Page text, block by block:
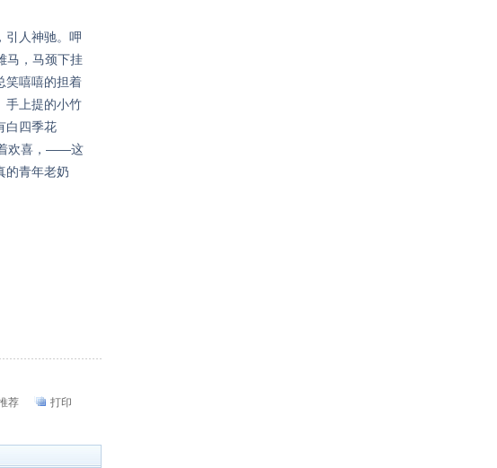
人神驰。呷
马，马颈下挂
笑嘻嘻的担着
手上提的小竹
白四季花
着欢喜，——这
的青年老奶
荐 打印